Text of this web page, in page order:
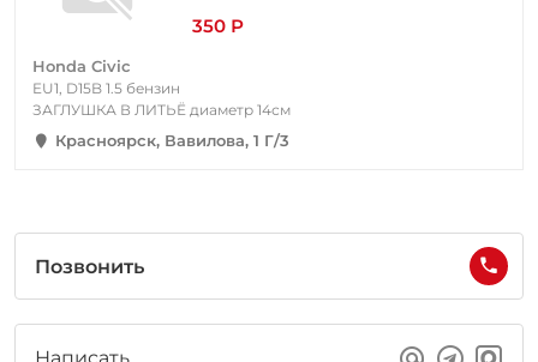
350 Р
Honda Civic
EU1, D15B 1.5 бензин
ЗАГЛУШКА В ЛИТЬЁ диаметр 14см
Красноярск, Вавилова, 1 Г/3
Позвонить
Написать